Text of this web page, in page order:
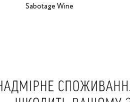
Sabotage Wine